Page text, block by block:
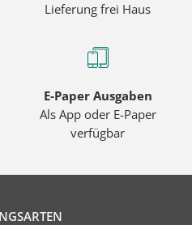
Lieferung frei Haus
E-Paper Ausgaben
Als App oder E-Paper
verfügbar